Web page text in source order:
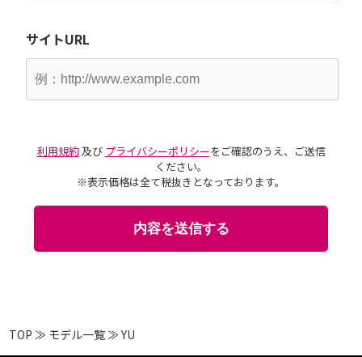
サイトURL
利用規約及び プライバシーポリシーをご確認のうえ、ご送信
ください。
※表示価格は全て税抜きとなっております。
TOP ≫ モデル一覧 ≫YU